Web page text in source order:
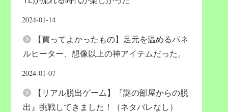
2024-01-14
【買ってよかったもの】足元を温めるパネ
ルヒーター、想像以上の神アイテムだった。
2024-01-07
【リアル脱出ゲーム】『謎の部屋からの脱
出』挑戦してきました！（ネタバレなし）